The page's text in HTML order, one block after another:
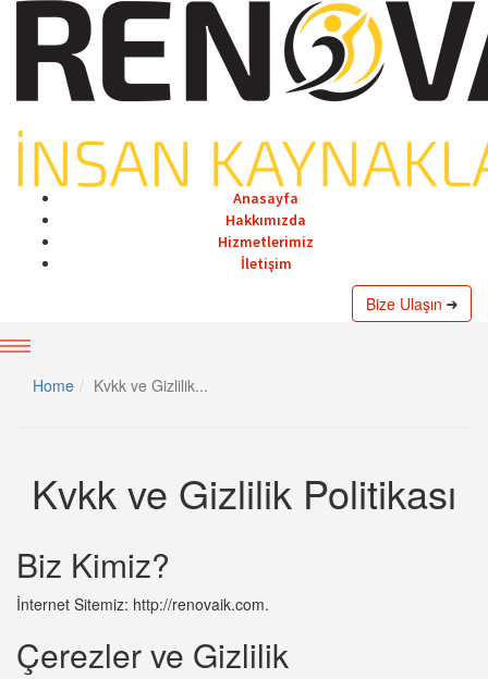
Anasayfa
Hakkımızda
Hizmetlerimiz
İletişim
Bize Ulaşın
Home Kvkk ve Gizlilik...
Kvkk ve Gizlilik Politikası
Biz Kimiz?
İnternet Sitemiz: http://renovaik.com.
Çerezler ve Gizlilik